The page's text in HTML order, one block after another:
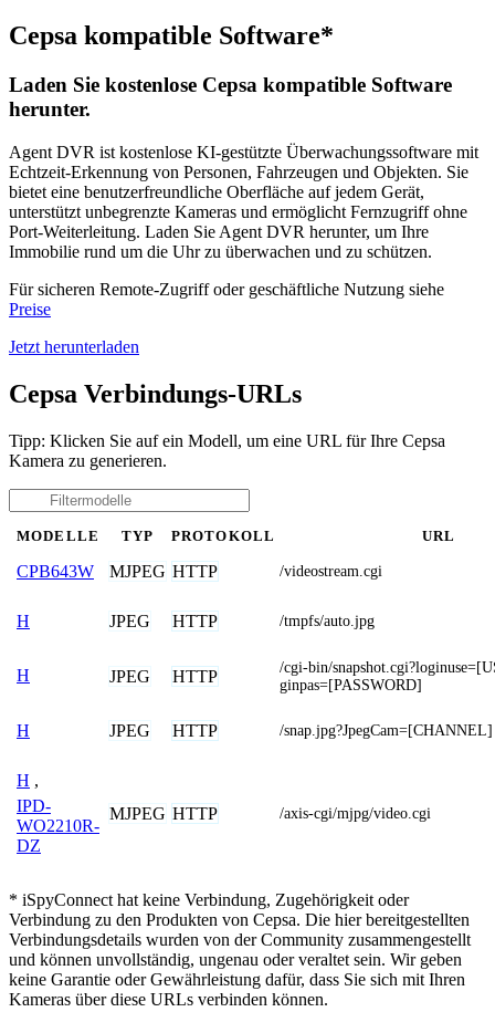
Cepsa kompatible Software*
Laden Sie kostenlose Cepsa kompatible Software
herunter.
Agent DVR ist kostenlose KI-gestützte Überwachungssoftware mit
Echtzeit-Erkennung von Personen, Fahrzeugen und Objekten. Sie
bietet eine benutzerfreundliche Oberfläche auf jedem Gerät,
unterstützt unbegrenzte Kameras und ermöglicht Fernzugriff ohne
Port-Weiterleitung. Laden Sie Agent DVR herunter, um Ihre
Immobilie rund um die Uhr zu überwachen und zu schützen.
Für sicheren Remote-Zugriff oder geschäftliche Nutzung siehe
Preise
Jetzt herunterladen
Cepsa Verbindungs-URLs
Tipp: Klicken Sie auf ein Modell, um eine URL für Ihre Cepsa
Kamera zu generieren.
MODELLE TYP PROTOKOLL URL
CPB643W MJPEG HTTP /videostream.cgi
H JPEG HTTP /tmpfs/auto.jpg
H JPEG HTTP
/cgi-bin/
ginpas=[PASSWORD]
H JPEG HTTP /snap.jpg?JpegCam=[CHANNEL]
H ,
IPD-
WO2210R-
DZ
MJPEG HTTP /axis-cgi/mjpg/video.cgi
* iSpyConnect hat keine Verbindung, Zugehörigkeit oder
Verbindung zu den Produkten von Cepsa. Die hier bereitgestellten
Verbindungsdetails wurden von der Community zusammengestellt
und können unvollständig, ungenau oder veraltet sein. Wir geben
keine Garantie oder Gewährleistung dafür, dass Sie sich mit Ihren
Kameras über diese URLs verbinden können.